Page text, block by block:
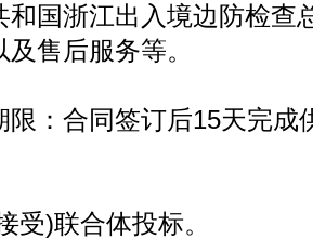
浙江出入境边防检查
售后服务等。
合同签订后15天完成
)联合体投标。